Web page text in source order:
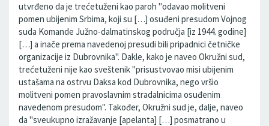
utvrđeno da je trećetuženi kao paroh "odavao molitveni
pomen ubijenim Srbima, koji su […] osuđeni presudom Vojnog
suda Komande Južno-dalmatinskog područja [iz 1944. godine]
[…] a inače prema navedenoj presudi bili pripadnici četničke
organizacije iz Dubrovnika". Dakle, kako je naveo Okružni sud,
trećetuženi nije kao sveštenik "prisustvovao misi ubijenim
ustašama na ostrvu Daksa kod Dubrovnika, nego vršio
molitveni pomen pravoslavnim stradalnicima osuđenim
navedenom presudom". Također, Okružni sud je, dalje, naveo
da "sveukupno izražavanje [apelanta] […] posmatrano u